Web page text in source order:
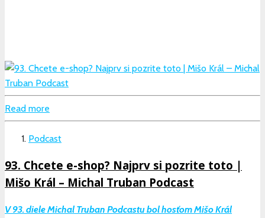
Read more
Podcast
93. Chcete e-shop? Najprv si pozrite toto |
Mišo Král – Michal Truban Podcast
V 93. diele Michal Truban Podcastu bol hosťom Mišo Král